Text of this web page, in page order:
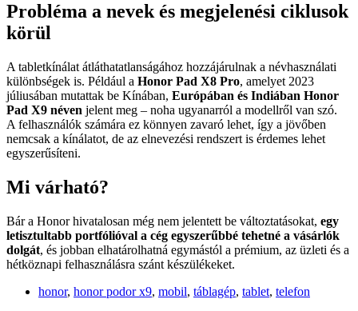
Probléma a nevek és megjelenési ciklusok
körül
A tabletkínálat átláthatatlanságához hozzájárulnak a névhasználati
különbségek is. Például a Honor Pad X8 Pro, amelyet 2023
júliusában mutattak be Kínában, Európában és Indiában Honor
Pad X9 néven jelent meg – noha ugyanarról a modellről van szó.
A felhasználók számára ez könnyen zavaró lehet, így a jövőben
nemcsak a kínálatot, de az elnevezési rendszert is érdemes lehet
egyszerűsíteni.
Mi várható?
Bár a Honor hivatalosan még nem jelentett be változtatásokat, egy
letisztultabb portfólióval a cég egyszerűbbé tehetné a vásárlók
dolgát, és jobban elhatárolhatná egymástól a prémium, az üzleti és a
hétköznapi felhasználásra szánt készülékeket.
honor, honor podor x9, mobil, táblagép, tablet, telefon